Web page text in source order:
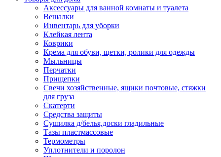
Аксессуары для ванной комнаты и туалета
Вешалки
Инвентарь для уборки
Клейкая лента
Коврики
Крема для обуви, щетки, ролики для одежды
Мыльницы
Перчатки
Прищепки
Свечи хозяйственные, ящики почтовые, стяжки
для груза
Скатерти
Средства защиты
Сушилка д/белья,доски гладильные
Тазы пластмассовые
Термометры
Уплотнители и поролон